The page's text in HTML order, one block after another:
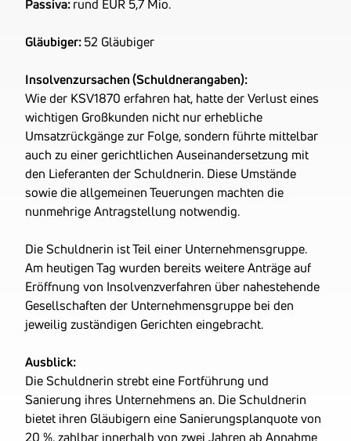
Firmennamen
Proflora GmbH
Passiva: rund EUR 5,7 Mio.
Gläubiger: 52 Gläubiger
Insolvenzursachen (Schuldnerangaben):
Wie der KSV1870 erfahren hat, hatte der Verlust eines
wichtigen Großkunden nicht nur erhebliche
Umsatzrückgänge zur Folge, sondern führte mittelbar
auch zu einer gerichtlichen Auseinandersetzung mit
den Lieferanten der Schuldnerin. Diese Umstände
sowie die allgemeinen Teuerungen machten die
nunmehrige Antragstellung notwendig.
Die Schuldnerin ist Teil einer Unternehmensgruppe.
Am heutigen Tag wurden bereits weitere Anträge auf
Eröffnung von Insolvenzverfahren über nahestehende
Gesellschaften der Unternehmensgruppe bei den
jeweilig zuständigen Gerichten eingebracht.
Ausblick:
Die Schuldnerin strebt eine Fortführung und
Sanierung ihres Unternehmens an. Die Schuldnerin
bietet ihren Gläubigern eine Sanierungsplanquote von
20 %, zahlbar innerhalb von zwei Jahren ab Annahme